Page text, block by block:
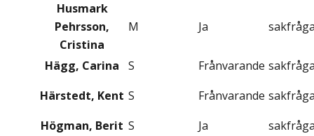
Husmark
Pehrsson,
Cristina
M Ja
Hägg, Carina S Frånvarande
Härstedt, Kent S Frånvarande
Högman, Berit S Ja